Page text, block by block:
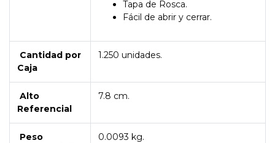
Tapa de Rosca.
Fácil de abrir y cerrar.
Cantidad por
Caja
1.250 unidades.
Alto
Referencial
7.8 cm.
Peso
0.0093 kg.